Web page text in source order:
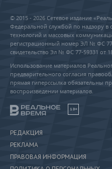
© 2015 - 2026 Сетевое издание
Федеральной службой по надзору
технологий и массовых
регистрационный номер ЭЛ № ФС 77
свидетельство Эл № ФС 77-59331 от
Использование материалов
предварительного согласия
прямая гиперссылка обязательны
воспроизведении материалов.
18+
РЕДАКЦИЯ
РЕКЛАМА
ПРАВОВАЯ ИНФОРМАЦИЯ